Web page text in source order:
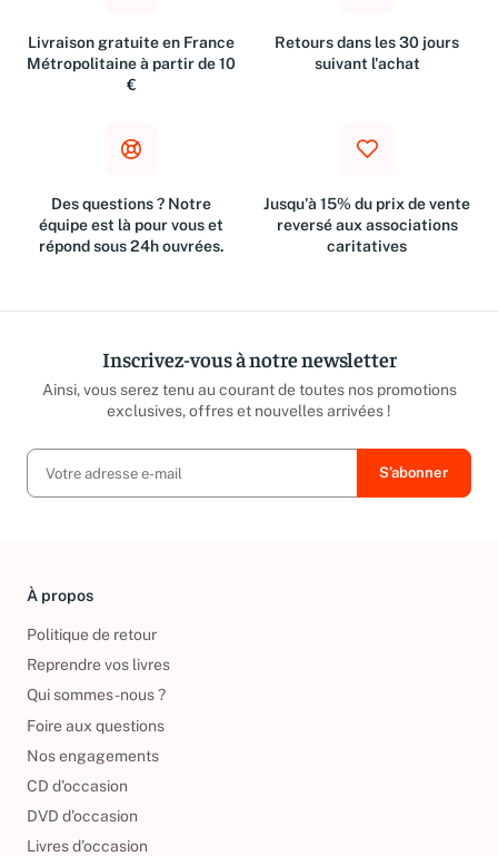
Livraison gratuite en France
Métropolitaine à partir de 10
€
Retours dans les 30 jours
suivant l'achat
Des questions ? Notre
équipe est là pour vous et
répond sous 24h ouvrées.
Jusqu'à 15% du prix de vente
reversé aux associations
caritatives
Inscrivez-vous à notre newsletter
Ainsi, vous serez tenu au courant de toutes nos promotions
exclusives, offres et nouvelles arrivées !
À propos
Politique de retour
Reprendre vos livres
Qui sommes-nous ?
Foire aux questions
Nos engagements
CD d'occasion
DVD d'occasion
Livres d’occasion